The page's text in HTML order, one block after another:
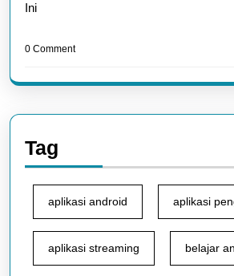
Ini
0 Comment
Tag
aplikasi android aplikasi
aplikasi streaming belajar